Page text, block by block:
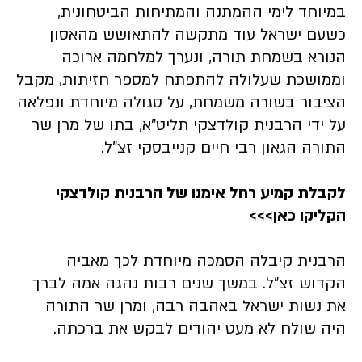
במיוחד לימי ההמתנה והמתיחות הביטחונית,
כשעם ישראל עוד מתקשה להתאושש מהאסון
הנורא בשמחת תורה, ונערך למלחמה ארוכה
וממושכת שעלולה להתפתח למספר חזיתות, מקבל
הציבור בשורה משמחת, על סגולה מיוחדת ונפלאה
על ידי הרבנית קולדצקי תליט"א, בתו של מרן שר
התורה הגאון רבי חיים קנייבסקי זצ"ל.
לקבלת קמיע רחל אימנו של הרבנית קולדצקי
הקליקו כאן>>>
הרבנית קיבלה הסמכה מיוחדת לכך מאביה
הקדוש זצ"ל. במשך שנים רבות נהגה אמה לברך
את נשות ישראל באהבה רבה, ומרן שר התורה
היה שולח לא מעט יהודים לבקש את ברכתה.